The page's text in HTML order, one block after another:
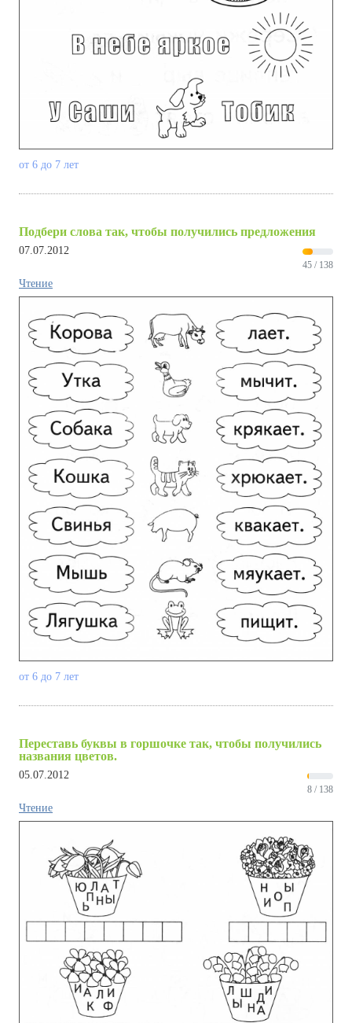
от 6 до 7 лет
Подбери слова так, чтобы получились предложения
07.07.2012
45 / 138
Чтение
от 6 до 7 лет
Переставь буквы в горшочке так, чтобы получились
названия цветов.
05.07.2012
8 / 138
Чтение